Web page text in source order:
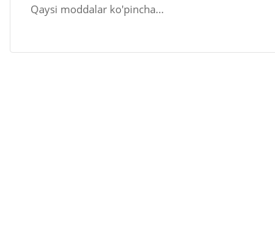
Qaysi moddalar ko'pincha...